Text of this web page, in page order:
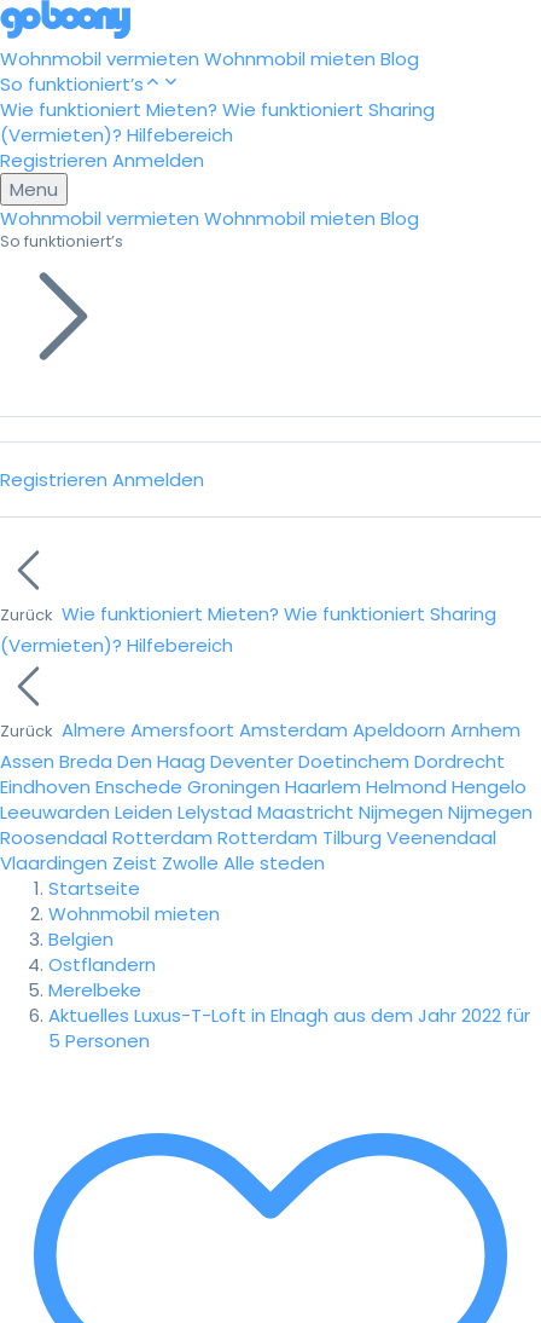
Wohnmobil vermieten Wohnmobil mieten Blog
So funktioniert’s
Wie funktioniert Mieten? Wie funktioniert Sharing
(Vermieten)? Hilfebereich
Registrieren Anmelden
Menu
Wohnmobil vermieten Wohnmobil mieten Blog
So funktioniert’s
Registrieren Anmelden
Zurück Wie funktioniert Mieten? Wie funktioniert Sharing
(Vermieten)? Hilfebereich
Zurück Almere Amersfoort Amsterdam Apeldoorn Arnhem
Assen Breda Den Haag DeventerDoetinchem Dordrecht
Eindhoven Enschede Groningen Haarlem Helmond Hengelo
Leeuwarden Leiden Lelystad Maastricht Nijmegen Nijmegen
Roosendaal Rotterdam Rotterdam Tilburg Veenendaal
Vlaardingen Zeist Zwolle Alle steden
Startseite
Wohnmobil mieten
Belgien
Ostflandern
Merelbeke
Aktuelles Luxus-T-Loft in Elnagh aus dem Jahr 2022 für
5 Personen